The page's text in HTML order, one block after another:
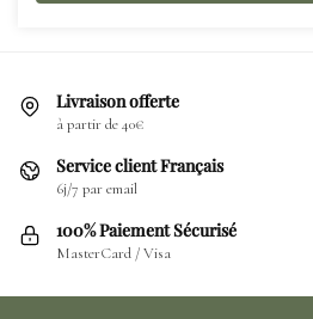
Livraison offerte
à partir de 40€
Service client Français
6j/7 par email
100% Paiement Sécurisé
MasterCard / Visa